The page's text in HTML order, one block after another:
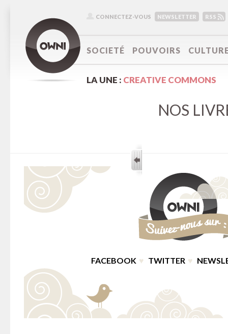
CONNECTEZ-VOUS NEWSLETTER RSS
SOCIETÉ POUVOIRS
LA UNE : CREATIVE COMMONS
NOS
FACEBOOK ♥ TWITTER ♥